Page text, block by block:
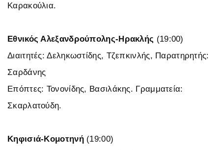
Καρακούλια.
Εθνικός Αλεξανδρούπολης-Ηρακλής (19:00)
Διαιτητές: Δεληκωστίδης, Τζεπκινλής, Παρατηρητής:
Σαρδάνης
Επόπτες: Τονονίδης, Βασιλάκης. Γραμματεία:
Σκαρλατούδη.
Κηφισιά-Κομοτηνή (19:00)